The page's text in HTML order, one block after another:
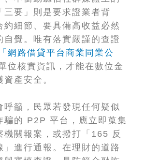
三要」則是要求證業者背
約細節、要具備高收益必然
自覺。唯有落實嚴謹的查證
「網路借貸平台商業同業公
位核實資訊，才能在數位金
產安全。
呼籲，民眾若發現任何疑似
騙的 P2P 平台，應立即蒐集
機關報案，或撥打「165 反
」進行通報。在理財的道路